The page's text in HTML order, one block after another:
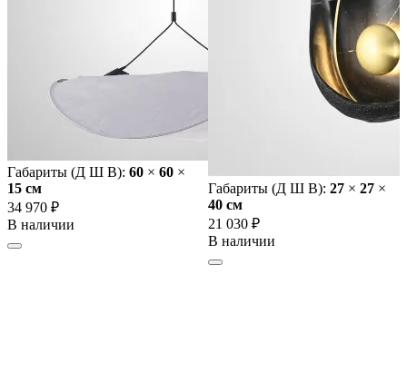
Габариты (Д Ш В): 60 × 60 ×
15 cм
34 970 ₽
В наличии
Габариты (Д Ш В): 27 × 27 ×
40 cм
21 030 ₽
В наличии